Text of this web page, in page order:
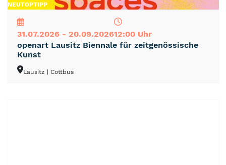
NEUTOPTIPP
31.07.2026 - 20.09.202612:00 Uhr
openart Lausitz Biennale für zeitgenössische
Kunst
Lausitz | Cottbus